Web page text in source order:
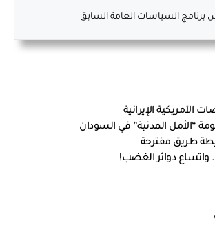
برنامج السياسات العامة السابق
الإيرانية
“الأمل المدنية” في السودان
طريق مقترحة
دوائر الغضب!